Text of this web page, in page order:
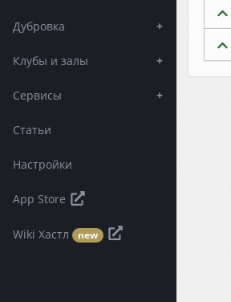
Дубровка +
Клубы и залы +
Сервисы +
Статьи
Настройки
App Store
Wiki Хастл new